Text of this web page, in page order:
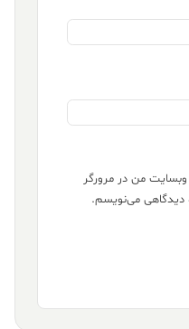
وبسایت من در مرورگر
دیدگاهی می‌نویسم.